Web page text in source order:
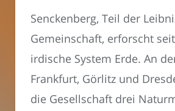
Senckenberg, Teil der
Gemeinschaft, erforscht
irdische System Erde. An
Frankfurt, Görlitz und
die Gesellschaft drei